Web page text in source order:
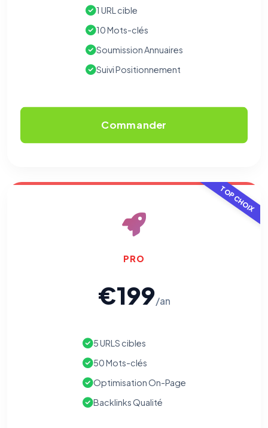
1 URL cible
10 Mots-clés
Soumission Annuaires
Suivi Positionnement
Commander
TOP CHOIX
PRO
€199/an
5 URLS cibles
50 Mots-clés
Optimisation On-Page
Backlinks Qualité